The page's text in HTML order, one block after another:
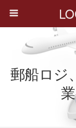
郵船ロジ